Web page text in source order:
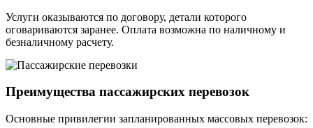
Услуги оказываются по договору, детали которого
оговариваются заранее. Оплата возможна по наличному и
безналичному расчету.
Преимущества пассажирских перевозок
Основные привилегии запланированных массовых перевозок: